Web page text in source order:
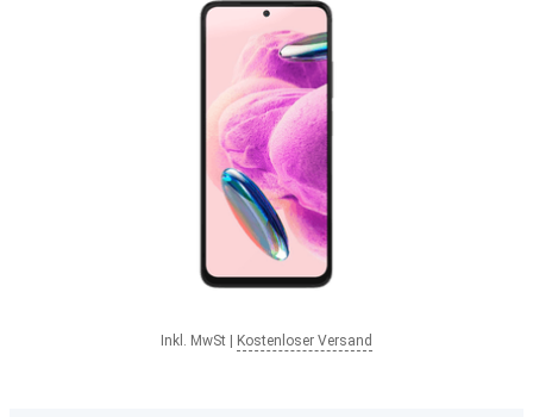
Inkl. MwSt Kostenloser Versand